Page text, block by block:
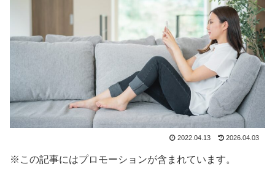
2022.04.13 2026.04.03
※この記事にはプロモーションが含まれています。